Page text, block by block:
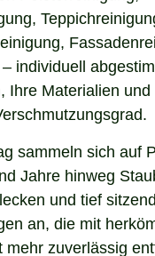
individuell
Ihre Materialien und
sammeln sich auf
Jahre hinweg
und tief
an, die mit
mehr zuverlässig